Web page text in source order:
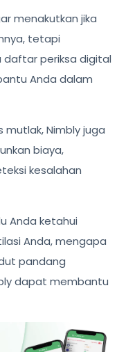
menakutkan jika
tetapi
periksa digital
Anda dalam
Nimbly juga
biaya,
kesalahan
Anda ketahui
Anda, mengapa
pandang
dapat membantu